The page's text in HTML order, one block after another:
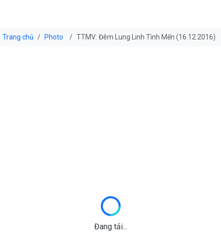
Trang chủ Photo TTMV: Đêm Lung Linh Tình Mến (16.12.2016)
Đang tải...